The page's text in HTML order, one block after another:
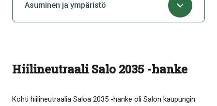
Asuminen ja ympäristö
Hiilineutraali Salo 2035 -hanke
Kohti hiilineutraalia Saloa 2035 -hanke oli Salon kaupungin